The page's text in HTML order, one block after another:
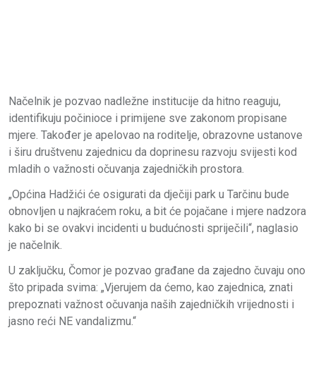
Načelnik je pozvao nadležne institucije da hitno reaguju,
identifikuju počinioce i primijene sve zakonom propisane
mjere. Također je apelovao na roditelje, obrazovne ustanove
i širu društvenu zajednicu da doprinesu razvoju svijesti kod
mladih o važnosti očuvanja zajedničkih prostora.
„Općina Hadžići će osigurati da dječiji park u Tarčinu bude
obnovljen u najkraćem roku, a bit će pojačane i mjere nadzora
kako bi se ovakvi incidenti u budućnosti spriječili“, naglasio
je načelnik.
U zaključku, Čomor je pozvao građane da zajedno čuvaju ono
što pripada svima: „Vjerujem da ćemo, kao zajednica, znati
prepoznati važnost očuvanja naših zajedničkih vrijednosti i
jasno reći NE vandalizmu.“